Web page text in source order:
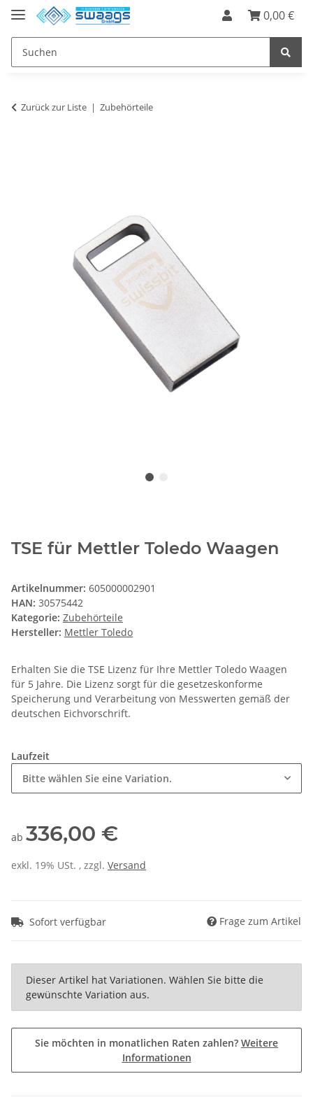
0,00 €
Zurück zur Liste Zubehörteile
TSE für Mettler Toledo Waagen
Artikelnummer: 605000002901
HAN: 30575442
Kategorie: Zubehörteile
Hersteller: Mettler Toledo
Erhalten Sie die TSE Lizenz für Ihre Mettler Toledo Waagen
für 5 Jahre. Die Lizenz sorgt für die gesetzeskonforme
Speicherung und Verarbeitung von Messwerten gemäß der
deutschen Eichvorschrift.
Laufzeit
Bitte wählen Sie eine Variation.
ab 336,00 €
exkl. 19% USt. , zzgl. Versand
Sofort verfügbar Frage zum Artikel
x
Dieser Artikel hat Variationen. Wählen Sie bitte die
gewünschte Variation aus.
Sie möchten in monatlichen Raten zahlen? Weitere
Informationen